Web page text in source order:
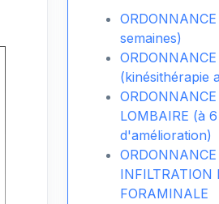
semaines)
(kinésithérapie
LOMBAIRE (à
d'amélioration)
INFILTRATION
FORAMINALE